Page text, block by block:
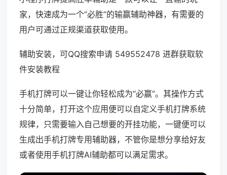
家，快速成为一个“必胜”的输赢辅助神器，有需要的
用户可通过正规渠道获取使用。
辅助安装，可QQ搜索申请 549552478 进群获取软
件安装教程
手机打牌可以一键让你轻松成为“必赢”。其操作方式
十分简单，打开这个应用便可以自定义手机打牌系统
规律，只需要输入自己想要的开挂功能，一键便可以
生成出手机打牌专用辅助器，不管你是想分享给好友
或者使用手机打牌AI辅助都可以满足需求。